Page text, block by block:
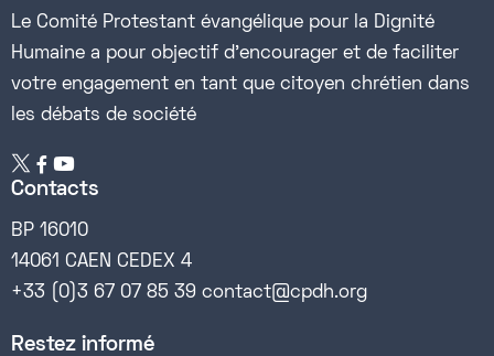
Le Comité Protestant évangélique pour la Dignité
Humaine a pour objectif d’encourager et de faciliter
votre engagement en tant que citoyen chrétien dans
les débats de société
 
Contacts
BP 16010
14061 CAEN CEDEX 4
+33 (0)3 67 07 85 39 contact@cpdh.org
Restez informé